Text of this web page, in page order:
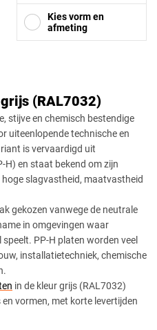
Kies vorm en
afmeting
Driehoek
Rechthoek
(RAL7032)
stijve en chemisch bestendige
uiteenlopende technische en
is vervaardigd uit
H) en staat bekend om zijn
slagvastheid, maatvastheid
gekozen vanwege de neutrale
in omgevingen waar
PP-H platen worden veel
installatietechniek, chemische
in de kleur grijs (RAL7032)
vormen, met korte levertijden